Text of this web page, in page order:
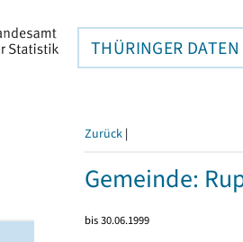
THÜRINGER DATEN
Zurück |
Gemeinde:
bis 30.06.1999